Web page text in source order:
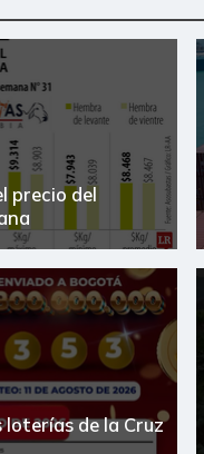
precio del
loterías de la Cruz